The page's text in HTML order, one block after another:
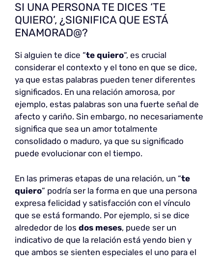
SI UNA PERSONA TE DICES ‘TE
QUIERO’, ¿SIGNIFICA QUE ESTÁ
ENAMORAD@?
Si alguien te dice “te quiero“, es crucial
considerar el contexto y el tono en que se dice,
ya que estas palabras pueden tener diferentes
significados. En una relación amorosa, por
ejemplo, estas palabras son una fuerte señal de
afecto y cariño. Sin embargo, no necesariamente
significa que sea un amor totalmente
consolidado o maduro, ya que su significado
puede evolucionar con el tiempo.
En las primeras etapas de una relación, un “te
quiero” podría ser la forma en que una persona
expresa felicidad y satisfacción con el vínculo
que se está formando. Por ejemplo, si se dice
alrededor de los dos meses, puede ser un
indicativo de que la relación está yendo bien y
que ambos se sienten especiales el uno para el